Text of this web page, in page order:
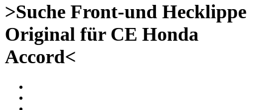
>Suche Front-und Hecklippe
Original für CE Honda
Accord<